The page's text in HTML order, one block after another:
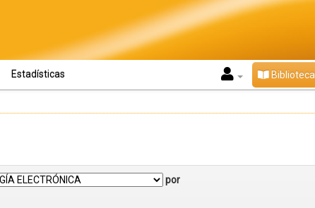
Estadísticas Biblioteca
por